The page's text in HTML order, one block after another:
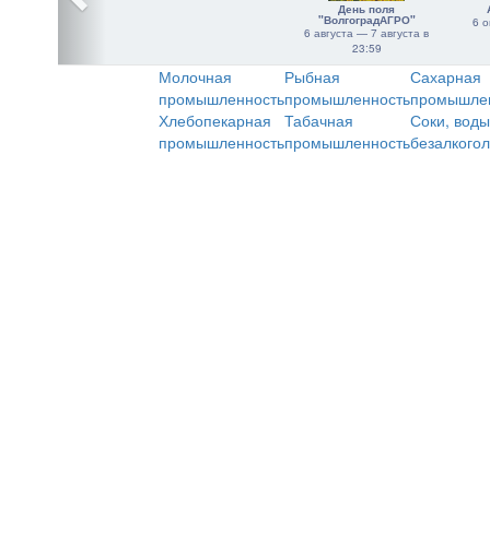
День поля
"ВолгоградАГРО"
6 августа — 7 августа в
23:59
6
Молочная
промышленность
Рыбная
промышленность
Сахарная
Хлебопекарная
промышленность
Табачная
промышленность
Соки,